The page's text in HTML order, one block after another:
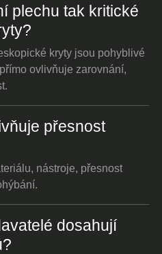
plechu tak kritické
kryty jsou pohyblivé
ovlivňuje zarovnání,
přesnost
nástroje, přesnost
dosahují